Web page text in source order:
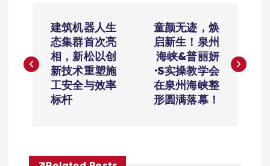
导
建筑机器人生
态集群首次亮
相，新松以创
新技术重塑施
工安全与效率
标杆
童颜无迹，焕
启新生！泉州
海峡&普丽妍
·S实操教学会
在泉州海峡整
形圆满落幕！